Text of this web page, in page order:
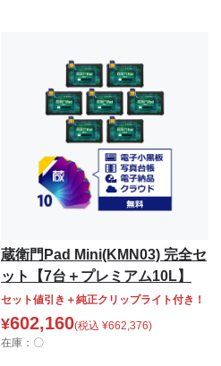
蔵衛門Pad Mini(KMN03) 完全セ
ット【7台＋プレミアム10L】
セット値引き＋純正クリップライト付き！
¥602,160(税込 ¥662,376)
在庫：〇